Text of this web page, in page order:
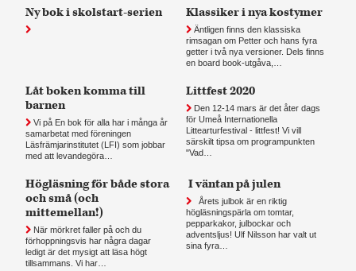
Ny bok i skolstart-serien Klassiker i nya kostymer
Äntligen finns den klassiska
rimsagan om Petter och hans fyra
getter i två nya versioner. Dels finns
en board book-utgåva,…
Låt boken komma till
barnen
Vi på En bok för alla har i många år
samarbetat med föreningen
Läsfrämjarinstitutet (LFI) som jobbar
med att levandegöra…
Littfest 2020
Den 12-14 mars är det åter dags
för Umeå Internationella
Littearturfestival - littfest! Vi vill
särskilt tipsa om programpunkten
"Vad…
Högläsning för både stora
och små (och
mittemellan!)
När mörkret faller på och du
förhoppningsvis har några dagar
ledigt är det mysigt att läsa högt
tillsammans. Vi har…
I väntan på julen
Årets julbok är en riktig
högläsningspärla om tomtar,
pepparkakor, julbockar och
adventsljus! Ulf Nilsson har valt ut
sina fyra…